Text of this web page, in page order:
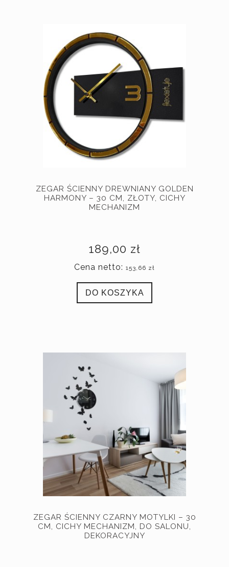
ZEGAR ŚCIENNY DREWNIANY GOLDEN
HARMONY – 30 CM, ZŁOTY, CICHY
MECHANIZM
189,00 zł
Cena netto: 153,66 zł
DO KOSZYKA
ZEGAR ŚCIENNY CZARNY MOTYLKI – 30
CM, CICHY MECHANIZM, DO SALONU,
DEKORACYJNY